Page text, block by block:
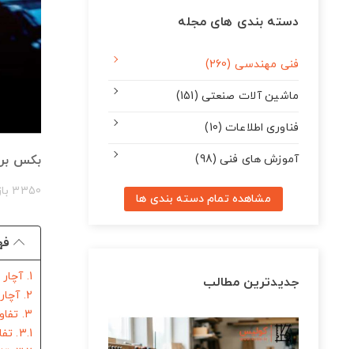
بکس
3350 بازدید
1. آچار بکس بادی چیست؟
2. آچار بکس برقی چیست؟
3. تفاوت آچار بکس برقی و آچار بکس بادی در چیست؟
3.1. تفاوت آچار بکس برقی و بادی در منبع قدرت
دسته بندی های مجله
فنی مهندسی (260)
ماشین آلات صنعتی (151)
فناوری اطلاعات (10)
آموزش های فنی (98)
مشاهده تمام دسته بندی ها
جدیدترین مطالب